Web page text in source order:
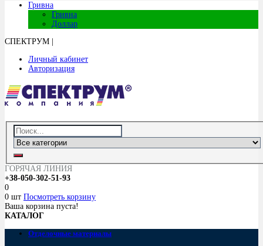
Гривна
Гривна
Доллар
СПЕКТРУМ
Личный кабинет
Авторизация
ГОРЯЧАЯ ЛИНИЯ
+38-050-302-51-93
0
0 шт Посмотреть корзину
Ваша корзина пуста!
КАТАЛОГ
Отделочные материалы